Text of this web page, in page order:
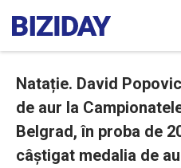
Natație. David
de aur la
Belgrad, în proba de
câștigat medalia de